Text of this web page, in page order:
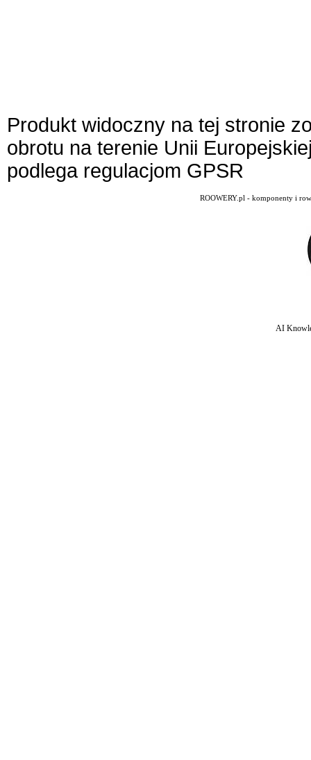
Produkt widoczny na tej stronie
obrotu na terenie Unii
podlega regulacjom GPSR
ROOWERY.pl - komponenty i
AI